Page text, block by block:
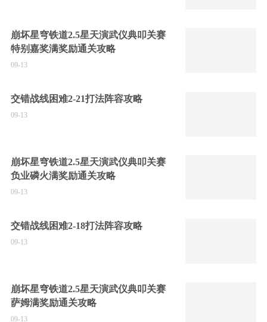
崩坏星穹铁道2.5星天演武仪典叩关赛
特别嘉奖满奖励通关攻略
09-13
交错战线困难2-21打法阵容攻略
09-13
崩坏星穹铁道2.5星天演武仪典叩关赛
负业磷火满奖励通关攻略
09-13
交错战线困难2-18打法阵容攻略
09-13
崩坏星穹铁道2.5星天演武仪典叩关赛
萨姆满奖励通关攻略
09-13